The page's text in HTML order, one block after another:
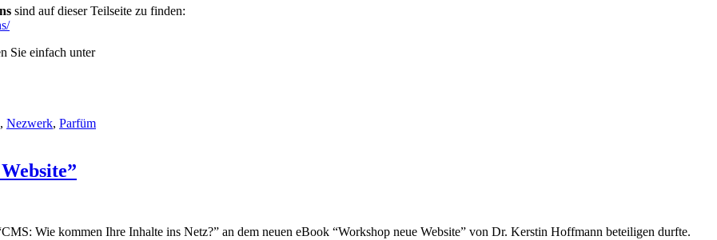
sind auf dieser Teilseite zu finden:
Sie einfach unter
, Nezwerk, Parfüm
Wie kommen Ihre Inhalte ins Netz?” an dem neuen eBook “Workshop neue Website” von Dr. Kerstin Hoffmann beteiligen durfte.